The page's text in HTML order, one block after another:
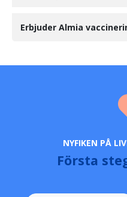
Erbjuder Almia
NYFIKEN PÅ
Första